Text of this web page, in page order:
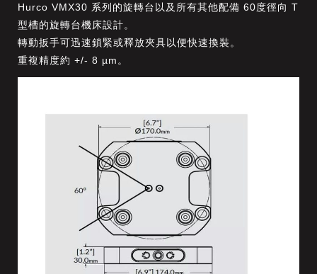
Hurco VMX30 系列的旋轉台以及所有其他配備 60度徑向 T
型槽的旋轉台機床設計。
轉動扳手可迅速鎖緊或釋放夾具以便快速換裝。
重複精度約 +/- 8 µm。